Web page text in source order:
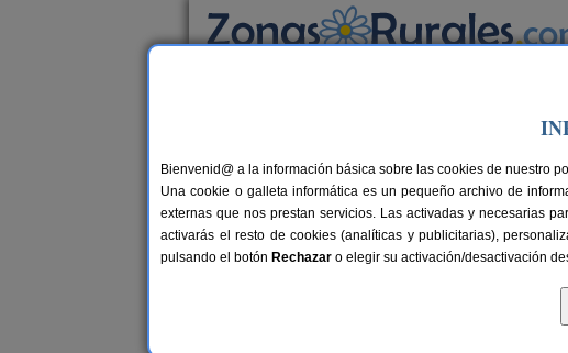
Casas Rurales cerca de
21 €
Bienvenid@ a la información básica sobre las cookies de nuestro
Una cookie o galleta informática es un pequeño archivo de
externas que nos prestan servicios. Las activadas y necesarias
activarás el resto de cookies (analíticas y publicitarias),
pulsando el botón Rechazar o elegir su activación/desactivación